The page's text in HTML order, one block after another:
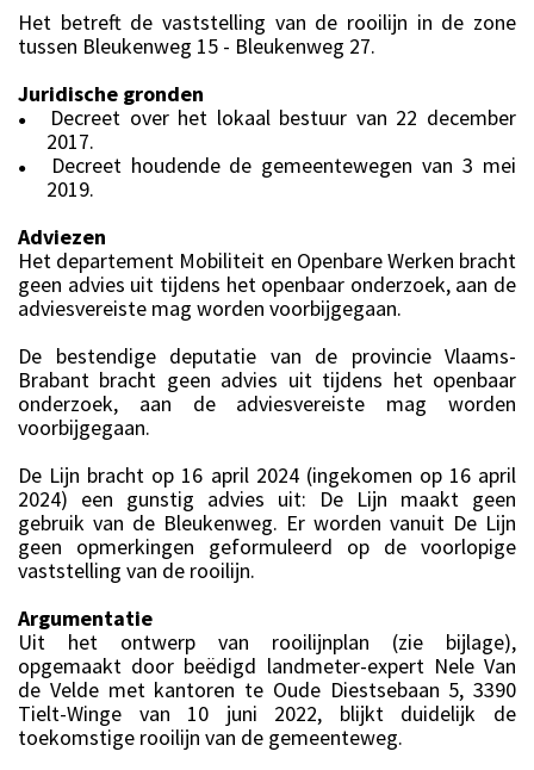
Het betreft de vaststelling van de rooilijn in de zone
tussen Bleukenweg 15 - Bleukenweg 27.
Juridische gronden
●
Decreet over het lokaal bestuur van 22 december
2017.
●
Decreet houdende de gemeentewegen van 3 mei
2019.
Adviezen
Het departement Mobiliteit en Openbare Werken bracht
geen advies uit tijdens het openbaar onderzoek, aan de
adviesvereiste mag worden voorbijgegaan.
De bestendige deputatie van de provincie Vlaams-
Brabant bracht geen advies uit tijdens het openbaar
onderzoek, aan de adviesvereiste mag worden
voorbijgegaan.
De Lijn bracht op 16 april 2024 (ingekomen op 16 april
2024) een gunstig advies uit: De Lijn maakt geen
gebruik van de Bleukenweg. Er worden vanuit De Lijn
geen opmerkingen geformuleerd op de voorlopige
vaststelling van de rooilijn.
Argumentatie
Uit het ontwerp van rooilijnplan (zie bijlage),
opgemaakt door beëdigd landmeter-expert Nele Van
de Velde met kantoren te Oude Diestsebaan 5, 3390
Tielt-Winge van 10 juni 2022, blijkt duidelijk de
toekomstige rooilijn van de gemeenteweg.